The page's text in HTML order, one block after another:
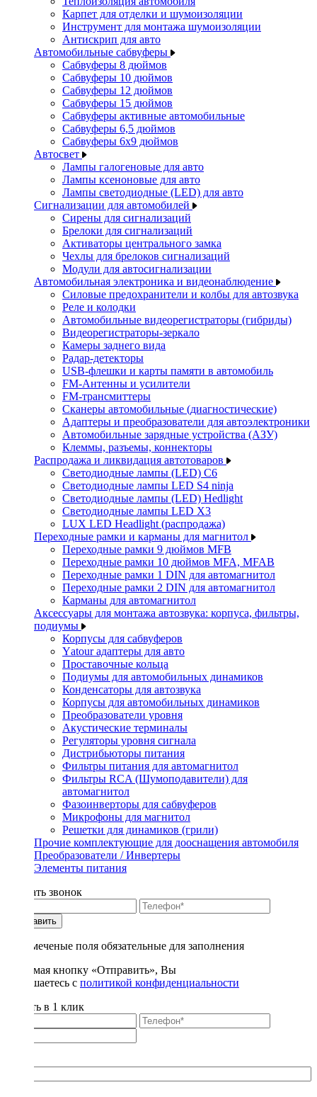
Карпет для отделки и шумоизоляции
Инструмент для монтажа шумоизоляции
Антискрип для авто
Автомобильные сабвуферы
Сабвуферы 8 дюймов
Сабвуферы 10 дюймов
Сабвуферы 12 дюймов
Сабвуферы 15 дюймов
Сабвуферы активные автомобильные
Сабвуферы 6,5 дюймов
Сабвуферы 6x9 дюймов
Автосвет
Лампы галогеновые для авто
Лампы ксеноновые для авто
Лампы светодиодные (LED) для авто
Сигнализации для автомобилей
Сирены для сигнализаций
Брелоки для сигнализаций
Активаторы центрального замка
Чехлы для брелоков сигнализаций
Модули для автосигнализации
Автомобильная электроника и видеонаблюдение
Силовые предохранители и колбы для автозвука
Реле и колодки
Автомобильные видеорегистраторы (гибриды)
Видеорегистраторы-зеркало
Камеры заднего вида
Радар-детекторы
USB-флешки и карты памяти в автомобиль
FM-Антенны и усилители
FM-трансмиттеры
Сканеры автомобильные (диагностические)
Адаптеры и преобразователи для автоэлектроники
Автомобильные зарядные устройства (АЗУ)
Клеммы, разъемы, коннекторы
Распродажа и ликвидация автотоваров
Светодиодные лампы (LED) C6
Светодиодные лампы LED S4 ninja
Светодиодные лампы (LED) Hedlight
Светодиодные лампы LED X3
LUX LED Headlight (распродажа)
Переходные рамки и карманы для магнитол
Переходные рамки 9 дюймов MFB
Переходные рамки 10 дюймов MFA, MFAB
Переходные рамки 1 DIN для автомагнитол
Переходные рамки 2 DIN для автомагнитол
Карманы для автомагнитол
Аксессуары для монтажа автозвука: корпуса, фильтры,
подиумы
Корпусы для сабвуферов
Yаtour адаптеры для авто
Проставочные кольца
Подиумы для автомобильных динамиков
Конденсаторы для автозвука
Корпусы для автомобильных динамиков
Преобразователи уровня
Акустические терминалы
Регуляторы уровня сигнала
Дистрибьюторы питания
Фильтры питания для автомагнитол
Фильтры RCA (Шумоподавители) для
автомагнитол
Фазоинверторы для сабвуферов
Микрофоны для магнитол
Решетки для динамиков (грили)
Прочие комплектующие для дооснащения автомобиля
Преобразователи / Инвертеры
Элементы питания
Заказать звонок
Отправить
* - отмеченые поля обязательные для заполнения
Нажимая кнопку «Отправить», Вы
соглашаетесь с политикой конфиденциальности
Купить в 1 клик